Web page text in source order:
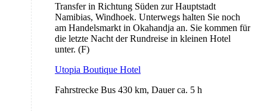
Transfer in Richtung Süden zur Hauptstadt
Namibias, Windhoek. Unterwegs halten Sie noch
am Handelsmarkt in Okahandja an. Sie kommen für
die letzte Nacht der Rundreise in kleinen Hotel
unter. (F)
Utopia Boutique Hotel
Fahrstrecke Bus 430 km, Dauer ca. 5 h